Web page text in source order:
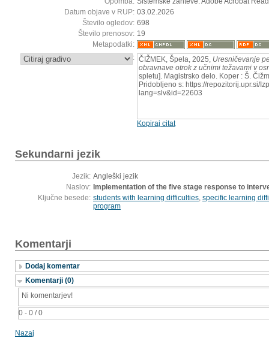
Datum objave v RUP: 03.02.2026
Število ogledov: 698
Število prenosov: 19
Metapodatki:
: ČIŽMEK, Špela, 2025, Uresničevanje
obravnave otrok z učnimi težavami v
spletu]. Magistrsko delo. Koper : Š.
Pridobljeno s: https://repozitorij.upr.si/
lang=slv&id=22603
Kopiraj citat
Sekundarni jezik
Jezik: Angleški jezik
Naslov: Implementation of the five stage response to
Ključne besede: students with learning difficulties, specific learning
program
Komentarji
Dodaj komentar
Komentarji (0)
0 - 0 / 0
Ni komentarjev!
Nazaj